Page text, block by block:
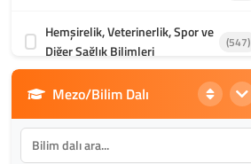
Hemşirelik, Veterinerlik, Spor ve
Diğer Sağlık Bilimleri
(547)
Din Bilimleri (1986)
İletişim, Mimarlık ve Güzel
Sanatlar
Mezo/Bilim Dalı